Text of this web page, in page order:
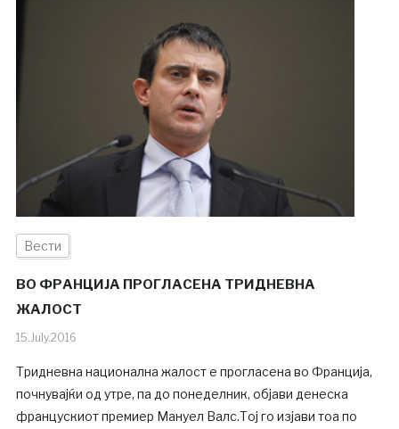
Вести
ВО ФРАНЦИЈА ПРОГЛАСЕНА ТРИДНЕВНА
ЖАЛОСТ
15.July.2016
Тридневна национална жалост е прогласена во Франција,
почнувајќи од утре, па до понеделник, објави денеска
францускиот премиер Мануел Валс.Тој го изјави тоа по